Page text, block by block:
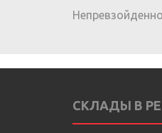
СКЛАДЫ В